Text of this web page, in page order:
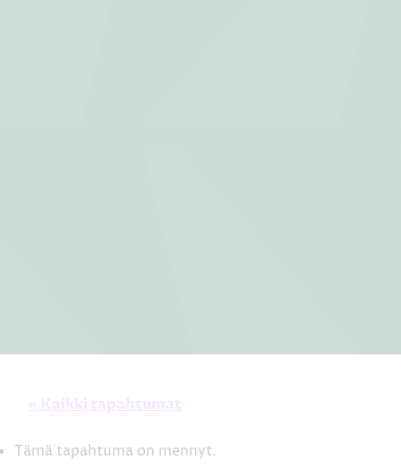
« Kaikki tapahtumat
Tämä tapahtuma on mennyt.